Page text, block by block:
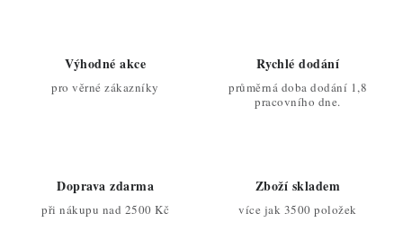
Výhodné akce
pro věrné zákazníky
Rychlé dodání
průměrná doba dodání 1,8
pracovního dne.
Doprava zdarma
při nákupu nad 2500 Kč
Zboží skladem
více jak 3500 položek